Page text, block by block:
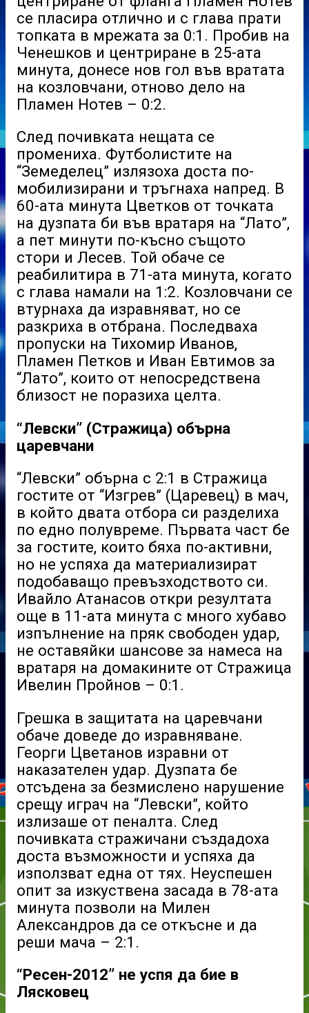
се пласира отлично и с глава прати
топката в мрежата за 0:1. Пробив на
Ченешков и центриране в 25-ата
минута, донесе нов гол във вратата
на козловчани, отново дело на
Пламен Нотев – 0:2.
След почивката нещата се
промениха. Футболистите на
“Земеделец” излязоха доста по-
мобилизирани и тръгнаха напред. В
60-ата минута Цветков от точката
на дузпата би във вратаря на “Лато”,
а пет минути по-късно същото
стори и Лесев. Той обаче се
реабилитира в 71-ата минута, когато
с глава намали на 1:2. Козловчани се
втурнаха да изравняват, но се
разкриха в отбрана. Последваха
пропуски на Тихомир Иванов,
Пламен Петков и Иван Евтимов за
“Лато”, които от непосредствена
близост не поразиха целта.
“Левски” (Стражица) обърна
царевчани
“Левски” обърна с 2:1 в Стражица
гостите от “Изгрев” (Царевец) в мач,
в който двата отбора си разделиха
по едно полувреме. Първата част бе
за гостите, които бяха по-активни,
но не успяха да материализират
подобаващо превъзходството си.
Ивайло Атанасов откри резултата
още в 11-ата минута с много хубаво
изпълнение на пряк свободен удар,
не оставяйки шансове за намеса на
вратаря на домакините от Стражица
Ивелин Пройнов – 0:1.
Грешка в защитата на царевчани
обаче доведе до изравняване.
Георги Цветанов изравни от
наказателен удар. Дузпата бе
отсъдена за безмислено нарушение
срещу играч на “Левски”, който
излизаше от пеналта. След
почивката стражичани създадоха
доста възможности и успяха да
използват една от тях. Неуспешен
опит за изкуствена засада в 78-ата
минута позволи на Милен
Александров да се откъсне и да
реши мача – 2:1.
“Ресен-2012” не успя да бие в
Лясковец